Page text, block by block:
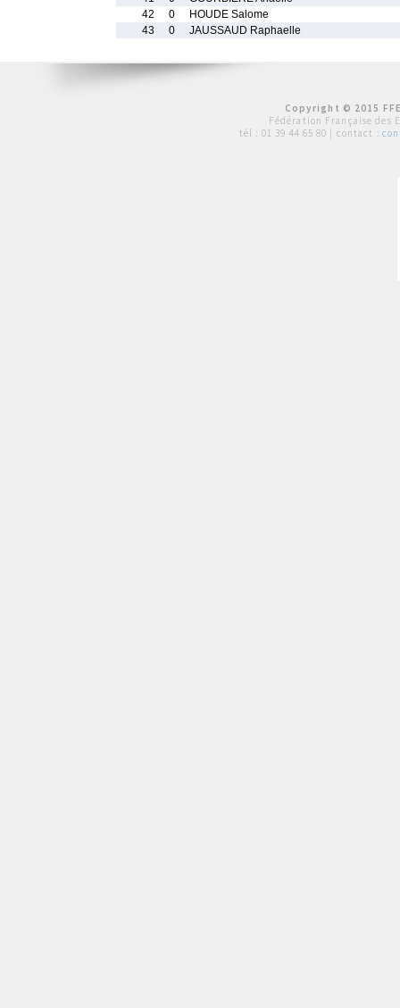
42
0
HOUDE Salome
43
0 JAUSSAUD Raphaelle
Copyright © 2015
Fédération Française des
tél : 01 39 44 65 80 | contact :